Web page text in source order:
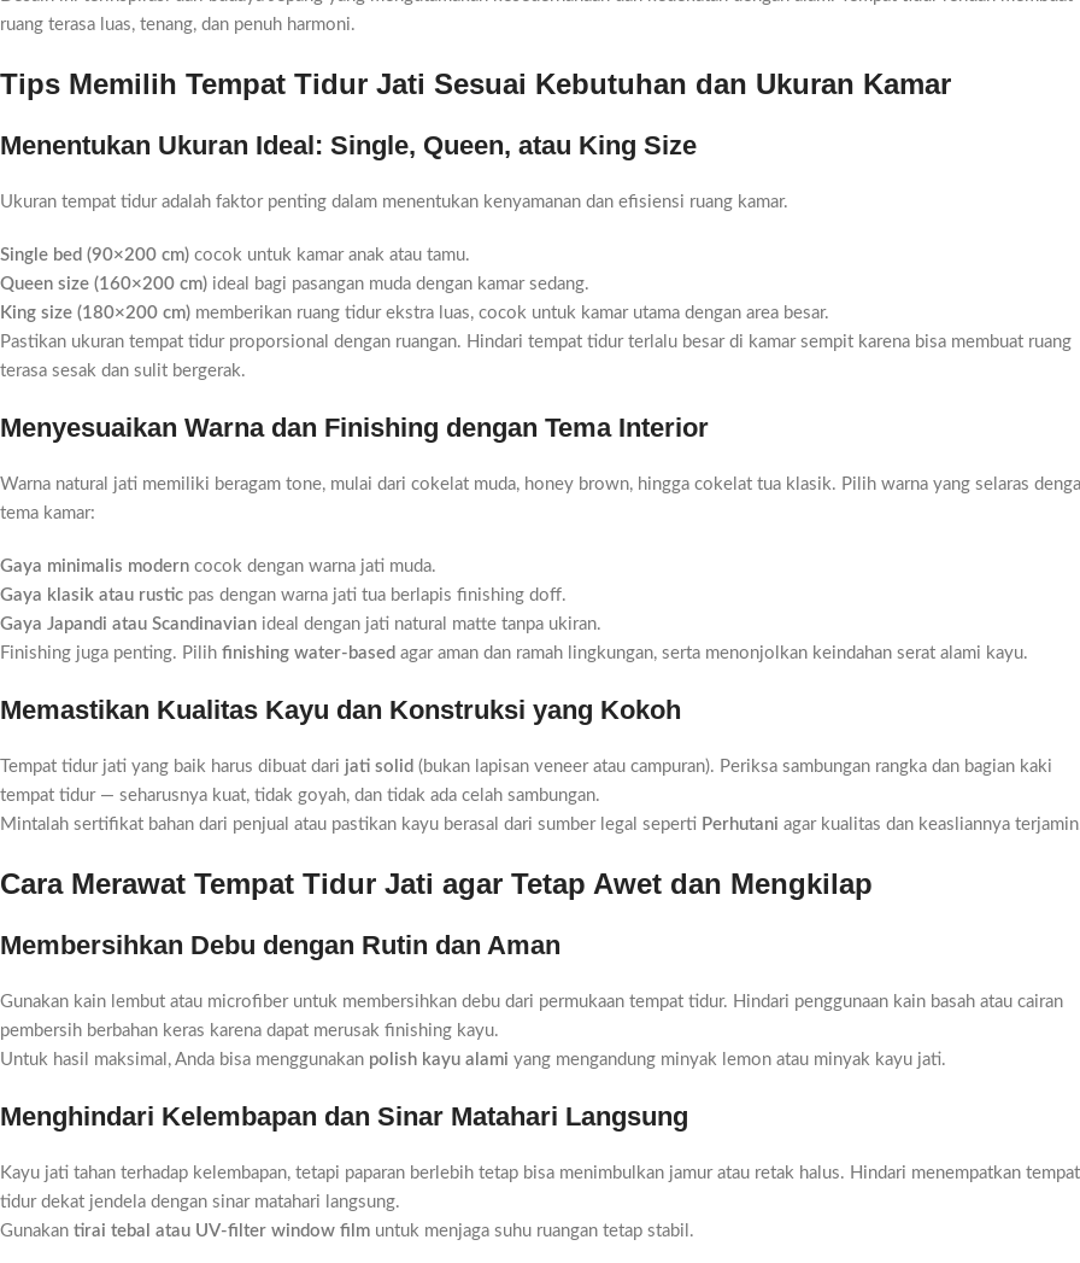
ruang terasa luas, tenang, dan penuh harmoni.
Tips Memilih Tempat Tidur Jati Sesuai Kebutuhan dan Ukuran Kamar
Menentukan Ukuran Ideal: Single, Queen, atau King Size
Ukuran tempat tidur adalah faktor penting dalam menentukan kenyamanan dan efisiensi ruang kamar.
Single bed (90×200 cm) cocok untuk kamar anak atau tamu.
Queen size (160×200 cm) ideal bagi pasangan muda dengan kamar sedang.
King size (180×200 cm) memberikan ruang tidur ekstra luas, cocok untuk kamar utama dengan area besar.
Pastikan ukuran tempat tidur proporsional dengan ruangan. Hindari tempat tidur terlalu besar di kamar sempit karena bisa membuat ruang
terasa sesak dan sulit bergerak.
Menyesuaikan Warna dan Finishing dengan Tema Interior
Warna natural jati memiliki beragam tone, mulai dari cokelat muda, honey brown, hingga cokelat tua klasik. Pilih warna yang selaras
tema kamar:
Gaya minimalis modern cocok dengan warna jati muda.
Gaya klasik atau rustic pas dengan warna jati tua berlapis finishing doff.
Gaya Japandi atau Scandinavian ideal dengan jati natural matte tanpa ukiran.
Finishing juga penting. Pilih finishing water-based agar aman dan ramah lingkungan, serta menonjolkan keindahan serat alami kayu.
Memastikan Kualitas Kayu dan Konstruksi yang Kokoh
Tempat tidur jati yang baik harus dibuat dari jati solid (bukan lapisan veneer atau campuran). Periksa sambungan rangka dan bagian kaki
tempat tidur — seharusnya kuat, tidak goyah, dan tidak ada celah sambungan.
Mintalah sertifikat bahan dari penjual atau pastikan kayu berasal dari sumber legal seperti Perhutani agar kualitas dan keasliannya
Cara Merawat Tempat Tidur Jati agar Tetap Awet dan Mengkilap
Membersihkan Debu dengan Rutin dan Aman
Gunakan kain lembut atau microfiber untuk membersihkan debu dari permukaan tempat tidur. Hindari penggunaan kain basah atau cairan
pembersih berbahan keras karena dapat merusak finishing kayu.
Untuk hasil maksimal, Anda bisa menggunakan polish kayu alami yang mengandung minyak lemon atau minyak kayu jati.
Menghindari Kelembapan dan Sinar Matahari Langsung
Kayu jati tahan terhadap kelembapan, tetapi paparan berlebih tetap bisa menimbulkan jamur atau retak halus. Hindari menempatkan tempat
tidur dekat jendela dengan sinar matahari langsung.
Gunakan tirai tebal atau UV-filter window film untuk menjaga suhu ruangan tetap stabil.